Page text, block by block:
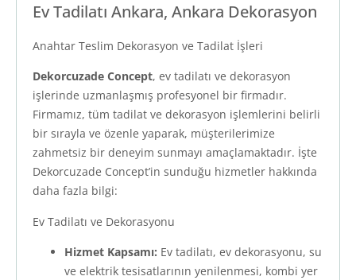
Ev Tadilatı Ankara, Ankara Dekorasyon
Anahtar Teslim Dekorasyon ve Tadilat İşleri
Dekorcuzade Concept, ev tadilatı ve dekorasyon
işlerinde uzmanlaşmış profesyonel bir firmadır.
Firmamız, tüm tadilat ve dekorasyon işlemlerini belirli
bir sırayla ve özenle yaparak, müşterilerimize
zahmetsiz bir deneyim sunmayı amaçlamaktadır. İşte
Dekorcuzade Concept’in sunduğu hizmetler hakkında
daha fazla bilgi:
Ev Tadilatı ve Dekorasyonu
Hizmet Kapsamı: Ev tadilatı, ev dekorasyonu, su
ve elektrik tesisatlarının yenilenmesi, kombi yer